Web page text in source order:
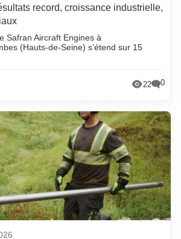
record, croissance industrielle,
Safran Aircraft Engines à
(Hauts-de-Seine) s’étend sur 15
22 0